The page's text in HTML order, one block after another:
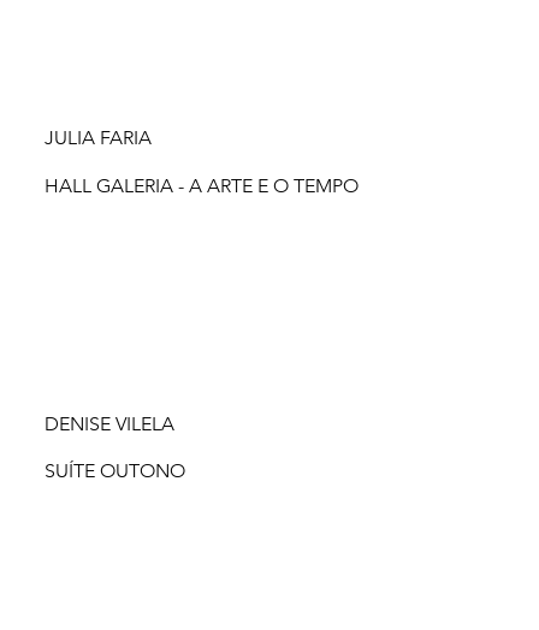
JULIA FARIA
HALL GALERIA - A ARTE E O TEMPO
DENISE VILELA
SUÍTE OUTONO